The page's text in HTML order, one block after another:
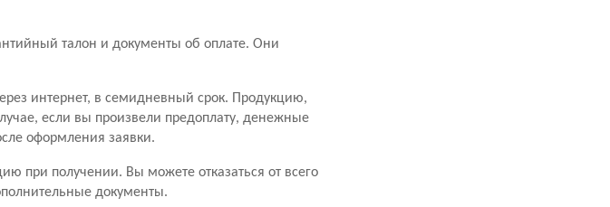
талон и документы об оплате. Они
интернет, в семидневный срок. Продукцию,
если вы произвели предоплату, денежные
оформления заявки.
при получении. Вы можете отказаться от всего
документы.